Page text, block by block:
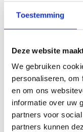
Toestemming
Deze website
We gebruiken
personaliseren, om
en om ons
informatie over uw
partners voor
partners kunnen
Aanbieding!